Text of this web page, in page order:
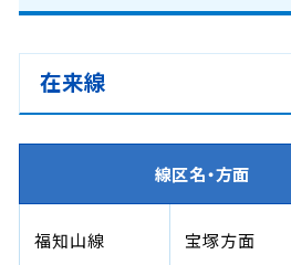
在来線
線区名・方面
福知山線 宝塚方面